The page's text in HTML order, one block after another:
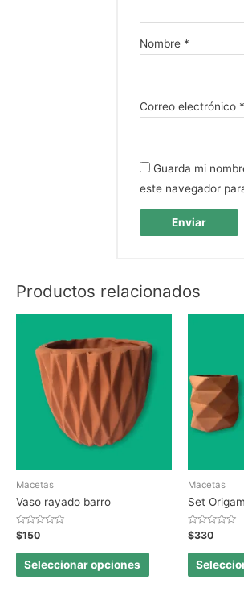
Nombre *
Correo electrónico *
Guarda mi
este navegador
Productos relacionados
Macetas
Vaso rayado barro
Valorado
en
0
$150
Seleccionar opciones
Macetas
Set
Valorado
en
0
$330